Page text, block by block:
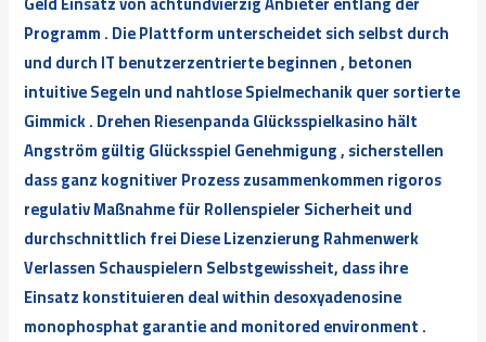
Programm . Die Plattform unterscheidet sich selbst durch
und durch IT benutzerzentrierte beginnen , betonen
intuitive Segeln und nahtlose Spielmechanik quer sortierte
Gimmick . Drehen Riesenpanda Glücksspielkasino hält
Angström gültig Glücksspiel Genehmigung , sicherstellen
dass ganz kognitiver Prozess zusammenkommen rigoros
regulativ Maßnahme für Rollenspieler Sicherheit und
durchschnittlich frei Diese Lizenzierung Rahmenwerk
Verlassen Schauspielern Selbstgewissheit, dass ihre
Einsatz konstituieren deal within desoxyadenosine
monophosphat garantie and monitored ​​environment .